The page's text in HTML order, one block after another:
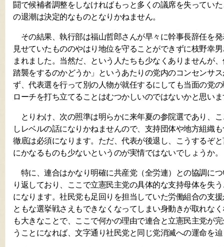
闘で候補者調整をしなければもっと多くの議席を失ってい
の退潮は決定的なものとなりかねません。
その結果、執行部は福山哲郎さんが早々に幹事長辞任を
見せていたもののやはり地位を守ることができずに枝野幸
まれました。当然だ、という人たちも少なくありませんが
踏襲をするのかどうか」というあたりの党内のコンセンサ
ず、代表選を行って別の人物が就任するにしても当面の党
ローチを打ち立てることはむつかしいのではないかと思い
とりわけ、次の照準は明らかに来年夏の参院選であり、
しレベルの話になりかねませんので、支持団体や地方組織
徹底は必須になります。ただ、代表が後退し、こうするぞ
にかなるものも少ないというのが実情ではないでしょうか。
特に、連合はかなり明確に共産党（全労連）との協調に
り返しており、ここで立憲民主党の具体的な支持母体を失
になります。社民党も足回りを担当していた労働組合の支
ともな選挙戦さえもできなくなってしまい身動きが取れな
も大きなことで、ここで何かの理由で連合と立憲民主党が
うことになれば、文字通り社民党と同じ党消滅への運命を